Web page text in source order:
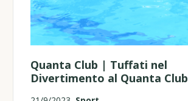
Quanta Club | Tuffati nel
Divertimento al Quanta Club